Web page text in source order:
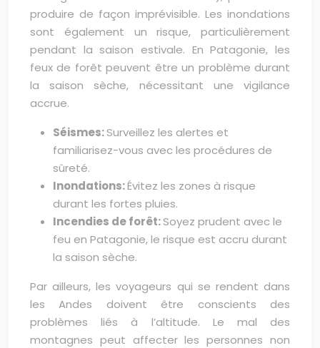
produire de façon imprévisible. Les inondations
sont également un risque, particulièrement
pendant la saison estivale. En Patagonie, les
feux de forêt peuvent être un problème durant
la saison sèche, nécessitant une vigilance
accrue.
Séismes:Surveillez les alertes et
familiarisez-vous avec les procédures de
sûreté.
Inondations:Évitez les zones à risque
durant les fortes pluies.
Incendies de forêt:Soyez prudent avec le
feu en Patagonie, le risque est accru durant
la saison sèche.
Par ailleurs, les voyageurs qui se rendent dans
les Andes doivent être conscients des
problèmes liés à l’altitude. Le mal des
montagnes peut affecter les personnes non